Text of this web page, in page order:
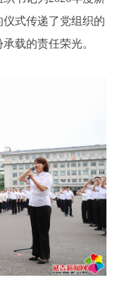
式传递了党组织的
载的责任荣光。